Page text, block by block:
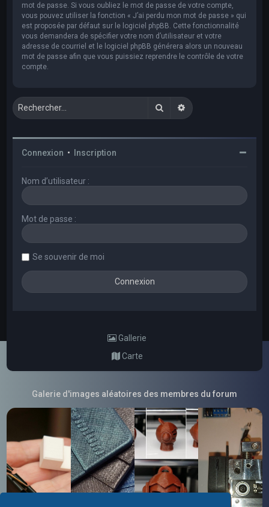
mot de passe. Si vous oubliez le mot de passe de votre compte,
vous pouvez utiliser la fonction « J’ai perdu mon mot de passe » qui
est proposée par défaut sur le logiciel phpBB. Cette fonctionnalité
vous demandera de spécifier votre nom d’utilisateur et votre
adresse de courriel et le logiciel phpBB générera alors un nouveau
mot de passe afin que vous puissiez reprendre le contrôle de votre
compte.
RechercherRecherche avancée
Connexion • Inscription
Nom d’utilisateur :
Mot de passe :
Se souvenir de moi
Gallerie
Carte
Galerie d'images aléatoires des membres du forum